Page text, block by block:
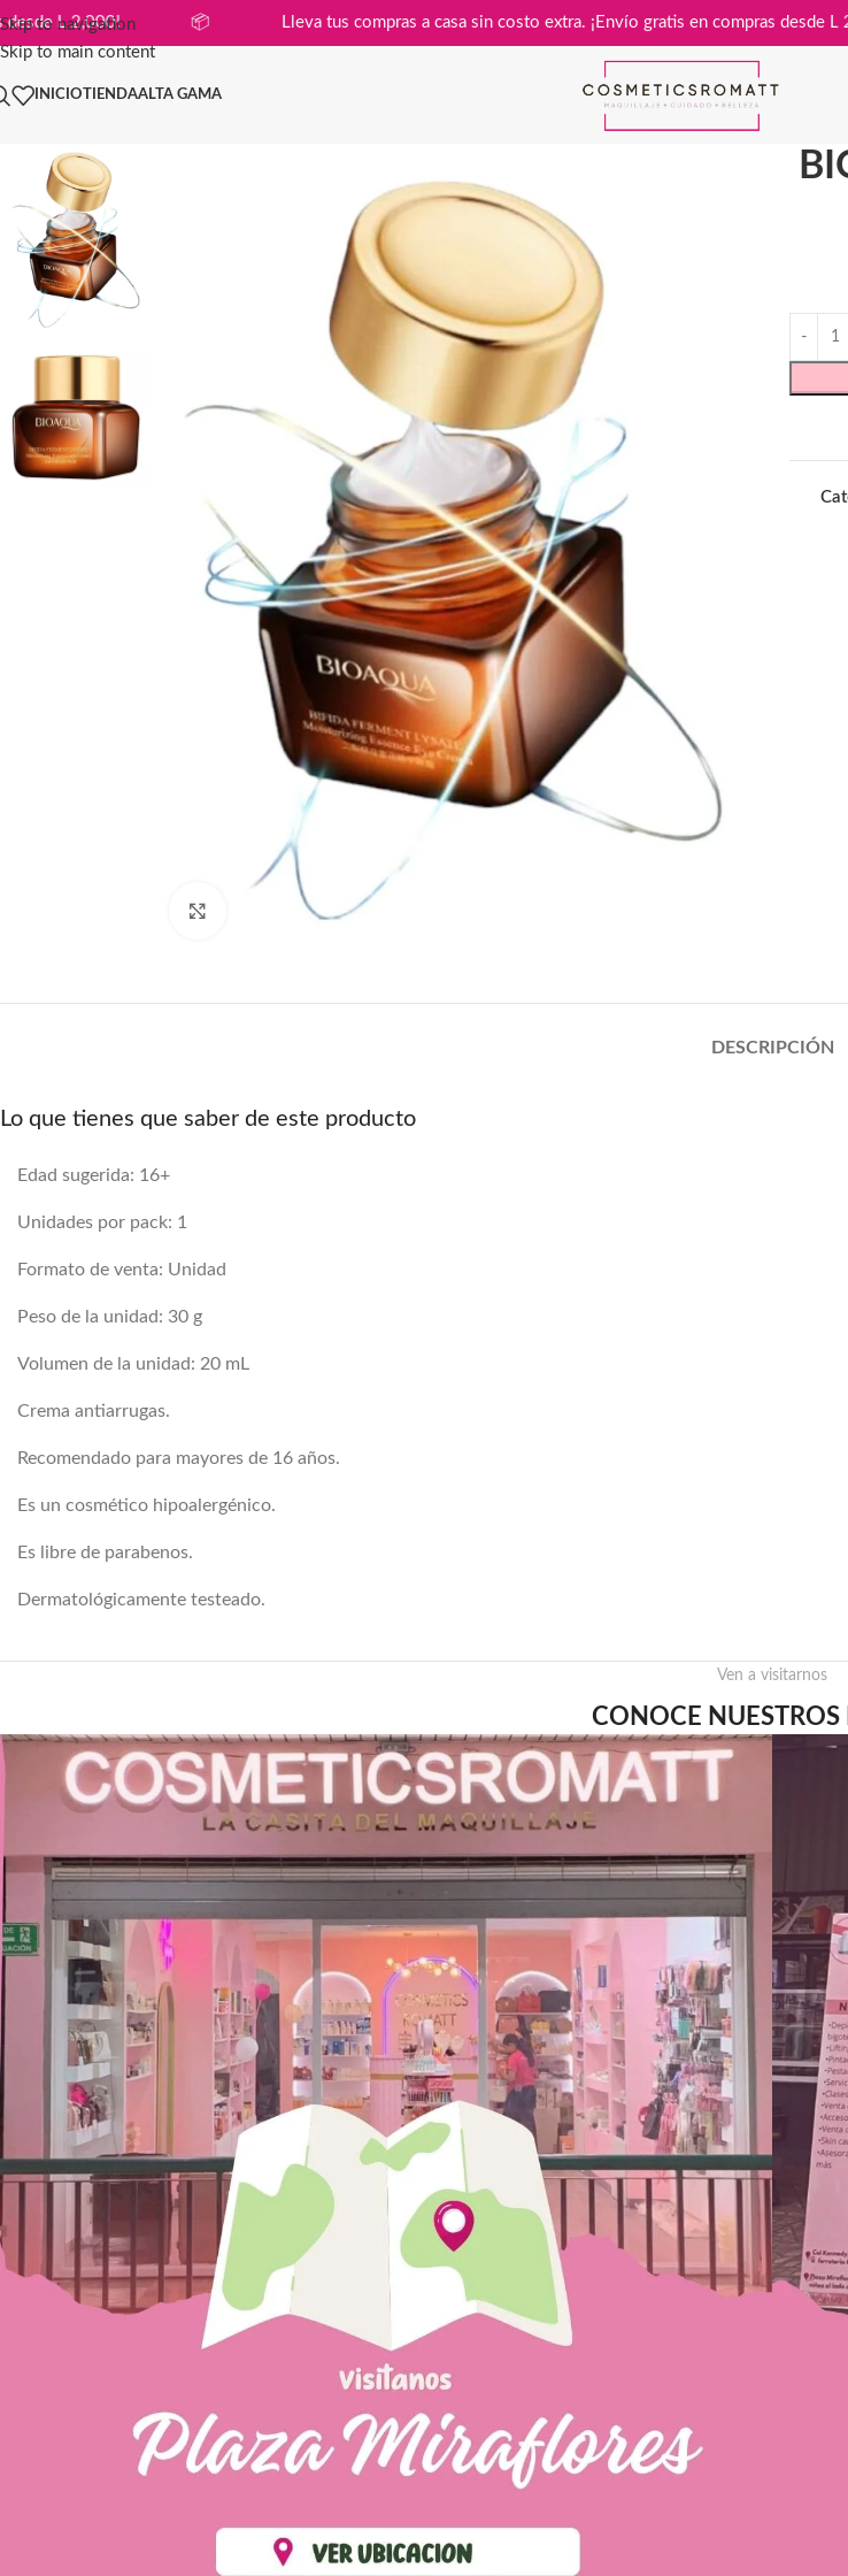
Skip to navigation
Skip to main content
desde L 2,000! Lleva tus compras a casa sin costo extra. ¡Envío gratis en compras
INICIOTIENDAALTA GAMA
Click to enlarge
DESCRIPCIÓN
Lo que tienes que saber de este producto
Edad sugerida: 16+
Unidades por pack: 1
Formato de venta: Unidad
Peso de la unidad: 30 g
Volumen de la unidad: 20 mL
Crema antiarrugas.
Recomendado para mayores de 16 años.
Es un cosmético hipoalergénico.
Es libre de parabenos.
Dermatológicamente testeado.
Ven a visitarnos
CONOCE NUESTROS